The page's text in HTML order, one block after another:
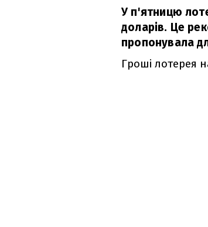
У п'ятницю
доларів. Це
пропонувала
Гроші лотерея